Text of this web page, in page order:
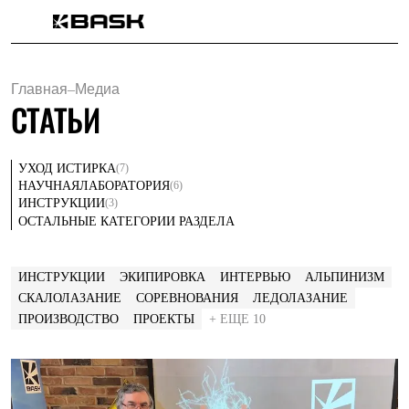
Мужская одежда
Куртки
Брюки
Комбинезоны
Утепленная синтетикой
Куртки
Брюки
Брюки
Софтшелл одежда
Куртки
Куртки
Брюки
Жилеты
Главная–Медиа
СТАТЬИ
УХОД ИСТИРКА(7)
НАУЧНАЯЛАБОРАТОРИЯ(6)
ИНСТРУКЦИИ(3)
ОСТАЛЬНЫЕ КАТЕГОРИИ РАЗДЕЛА
ИНСТРУКЦИИ ЭКИПИРОВКА ИНТЕРВЬЮ
АЛЬПИНИЗМ
СКАЛОЛАЗАНИЕ
СОРЕВНОВАНИЯ
ЛЕДОЛАЗАНИЕ
ПРОИЗВОДСТВО
ПРОЕКТЫ + ЕЩЕ 10